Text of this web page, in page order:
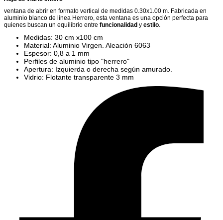
ventana de abrir en formato vertical de medidas 0.30x1.00 m. Fabricada en
aluminio blanco de línea Herrero, esta ventana es una opción perfecta para
quienes buscan un equilibrio entre funcionalidad y estilo.
Medidas: 30 cm x100 cm
Material: Aluminio Virgen. Aleación 6063
Espesor: 0,8 a 1 mm
Perfiles de aluminio tipo "herrero"
Apertura: Izquierda o derecha según amurado.
Vidrio: Flotante transparente 3 mm